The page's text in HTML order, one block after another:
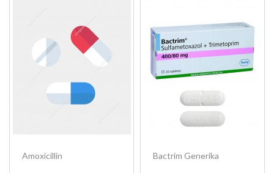
Amoxicillin Bactrim Generika